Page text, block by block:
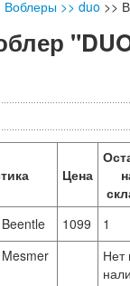
Воблеры>> duo >>
Цена
1099 1
Нет